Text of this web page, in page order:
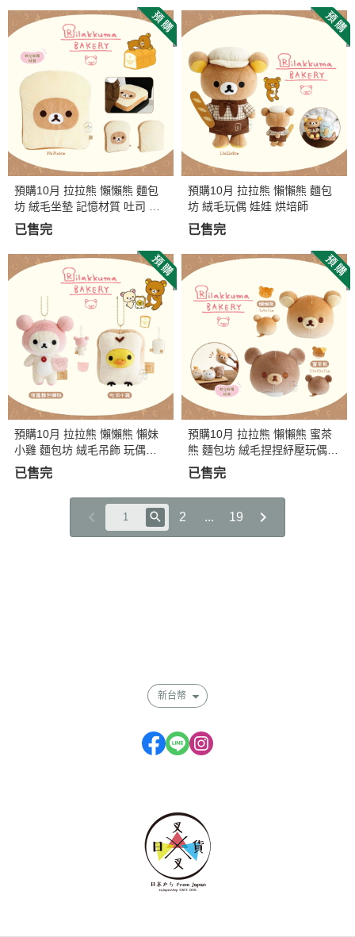
預購10月 拉拉熊 懶懶熊 麵包
坊 絨毛坐墊 記憶材質 吐司 超
好摸
已售完
預購10月 拉拉熊 懶懶熊 麵包
坊 絨毛玩偶 娃娃 烘培師
已售完
預購10月 拉拉熊 懶懶熊 懶妹
小雞 麵包坊 絨毛吊飾 玩偶娃
娃 2選1
已售完
預購10月 拉拉熊 懶懶熊 蜜茶
熊 麵包坊 絨毛捏捏紓壓玩偶
超好摸 2選1
已售完
2 ... 19
新台幣